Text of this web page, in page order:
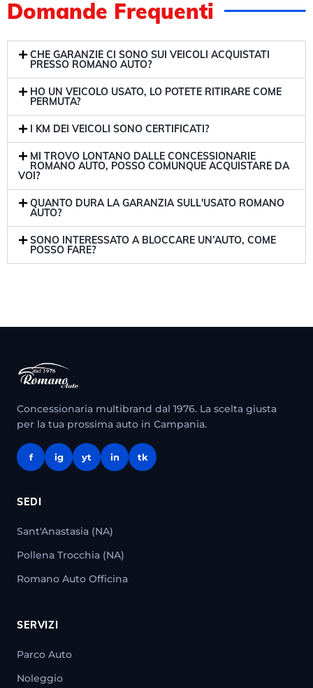
Domande Frequenti
CHE GARANZIE CI SONO SUI VEICOLI ACQUISTATI
PRESSO ROMANO AUTO?
HO UN VEICOLO USATO, LO POTETE RITIRARE COME
PERMUTA?
I KM DEI VEICOLI SONO CERTIFICATI?
MI TROVO LONTANO DALLE CONCESSIONARIE
ROMANO AUTO, POSSO COMUNQUE ACQUISTARE DA
VOI?
QUANTO DURA LA GARANZIA SULL'USATO ROMANO
AUTO?
SONO INTERESSATO A BLOCCARE UN’AUTO, COME
POSSO FARE?
Concessionaria multibrand dal 1976. La scelta giusta
per la tua prossima auto in Campania.
f ig yt in tk
SEDI
Sant'Anastasia (NA)
Pollena Trocchia (NA)
Romano Auto Officina
SERVIZI
Parco Auto
Noleggio